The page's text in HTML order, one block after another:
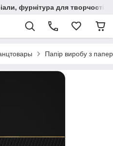
фурнітура для творчості
Папір виробу з